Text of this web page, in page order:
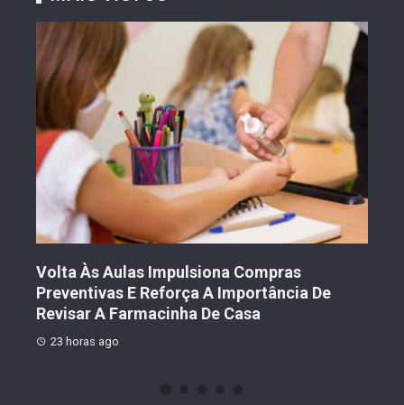
Volta Às Aulas Impulsiona Compras
Preventivas E Reforça A Importância De
Revisar A Farmacinha De Casa
23 horas ago